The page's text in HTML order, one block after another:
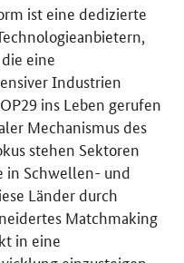
ist eine dedizierte
eine
Industrien
ins Leben gerufen
Mechanismus des
stehen Sektoren
in Schwellen- und
Länder durch
Matchmaking
in eine